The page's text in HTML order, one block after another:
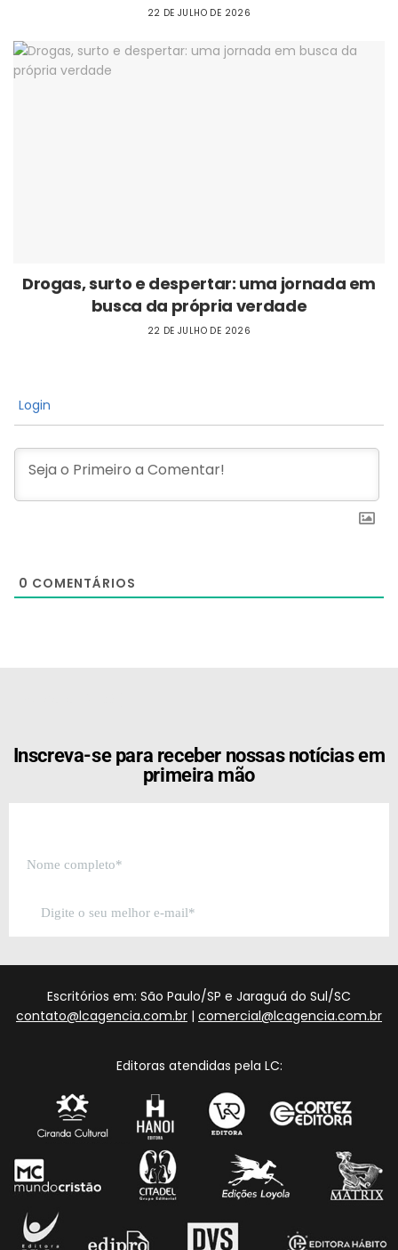
22 DE JULHO DE 2026
Drogas, surto e despertar: uma jornada em
busca da própria verdade
22 DE JULHO DE 2026
Login
0 COMENTÁRIOS
Inscreva-se para receber nossas notícias em
primeira mão
Escritórios em: São Paulo/SP e Jaraguá do Sul/SC
contato@lcagencia.com.br | comercial@lcagencia.com.br
Editoras atendidas pela LC: